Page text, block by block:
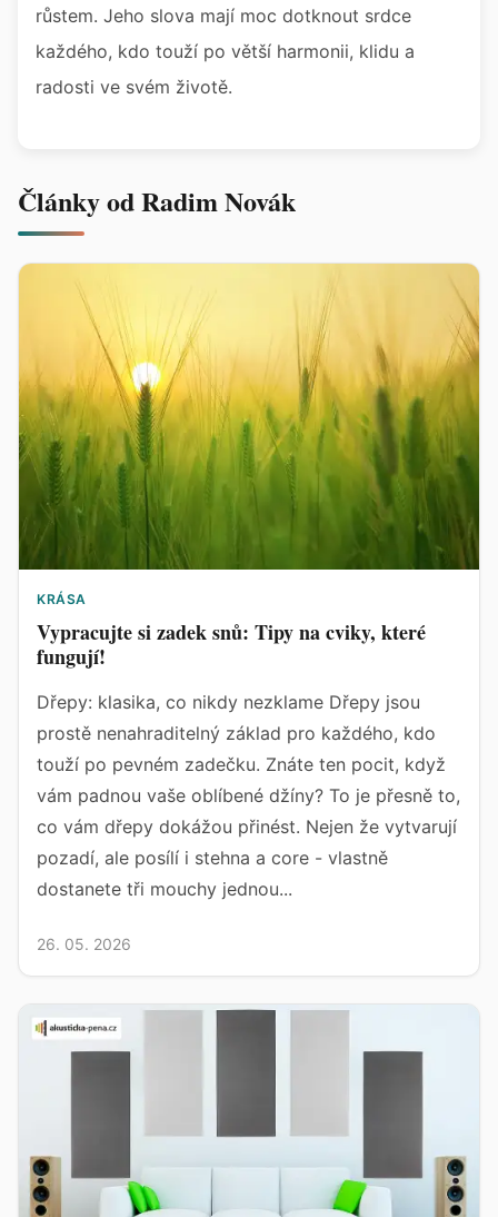
růstem. Jeho slova mají moc dotknout srdce
každého, kdo touží po větší harmonii, klidu a
radosti ve svém životě.
Články od Radim Novák
KRÁSA
Vypracujte si zadek snů: Tipy na cviky, které
fungují!
Dřepy: klasika, co nikdy nezklame Dřepy jsou
prostě nenahraditelný základ pro každého, kdo
touží po pevném zadečku. Znáte ten pocit, když
vám padnou vaše oblíbené džíny? To je přesně to,
co vám dřepy dokážou přinést. Nejen že vytvarují
pozadí, ale posílí i stehna a core - vlastně
dostanete tři mouchy jednou...
26. 05. 2026